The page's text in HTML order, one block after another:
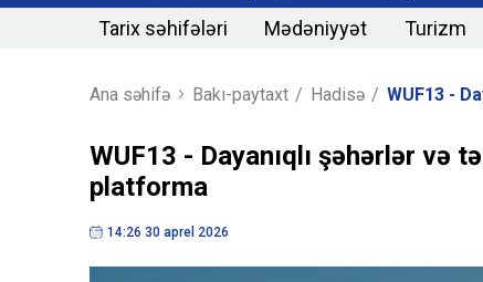
Tarix səhifələri
Mədəniyyət Turizm
Ana səhifə Bakı-paytaxt / Hadisə / WUF13 -
WUF13 - Dayanıqlı şəhərlər və
platforma
14:26 30 aprel 2026